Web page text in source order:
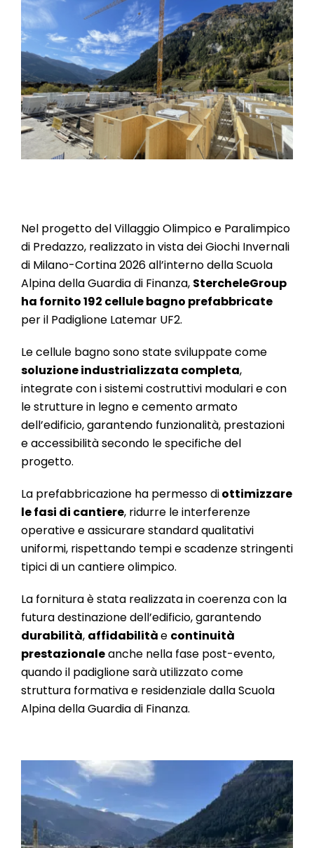
FAQ E APPROFONDIMENTI
CONTATTI
CHI SIAMO
SOSTENIBILITÀ
SISTEMI COSTRUTTIVI
PAVIMENTI E RIVESTIMENTI
Nel progetto del Villaggio Olimpico e Paralimpico
di Predazzo, realizzato in vista dei Giochi Invernali
di Milano-Cortina 2026 all’interno della Scuola
Alpina della Guardia di Finanza, StercheleGroup
ha fornito 192 cellule bagno prefabbricate
per il Padiglione Latemar UF2.
Le cellule bagno sono state sviluppate come
soluzione industrializzata completa,
integrate con i sistemi costruttivi modulari e con
le strutture in legno e cemento armato
dell’edificio, garantendo funzionalità, prestazioni
e accessibilità secondo le specifiche del
progetto.
La prefabbricazione ha permesso diottimizzare
le fasi di cantiere, ridurre le interferenze
operative e assicurare standard qualitativi
uniformi, rispettando tempi e scadenze stringenti
tipici di un cantiere olimpico.
La fornitura è stata realizzata in coerenza con la
futura destinazione dell’edificio, garantendo
durabilità, affidabilitàe continuità
prestazionaleanche nella fase post-evento,
quando il padiglione sarà utilizzato come
struttura formativa e residenziale dalla Scuola
Alpina della Guardia di Finanza.